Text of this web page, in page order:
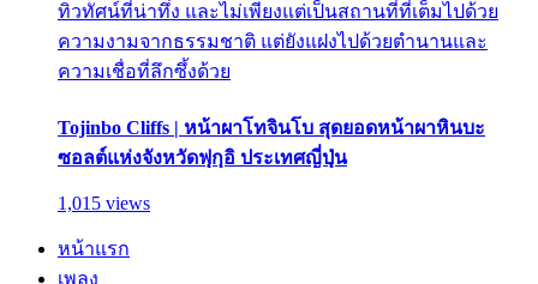
ทิวทัศน์ที่น่าทึ่ง และไม่เพียงแต่เป็นสถานที่ที่เต็มไปด้วย
ความงามจากธรรมชาติ แต่ยังแฝงไปด้วยตำนานและ
ความเชื่อที่ลึกซึ้งด้วย
Tojinbo Cliffs | หน้าผาโทจินโบ สุดยอดหน้าผาหินบะ
ซอลต์แห่งจังหวัดฟุกุอิ ประเทศญี่ปุ่น
1,015 views
หน้าแรก
เพลง